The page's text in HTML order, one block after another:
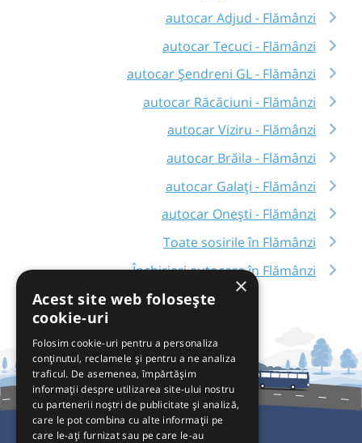
autocar Adjud - Flămânzi
autocar Tecuci - Flămânzi
autocar Șendreni GL - Flămânzi
autocar Răcăciuni - Flămânzi
autocar Viziru - Flămânzi
autocar Brăila - Flămânzi
autocar Galați - Flămânzi
autocar Onești - Flămânzi
Toate sosirile în Flămânzi
Închirieri autocare în Flămânzi
×
Acest site web folosește
cookie-uri
Folosim cookie-uri pentru a personaliza
conținutul, reclamele și pentru a ne analiza
traficul. De asemenea, împărtășim
informații despre utilizarea site-ului nostru
cu partenerii noștri de publicitate și analiză,
care le pot combina cu alte informații pe
care le-ați furnizat sau pe care le-au